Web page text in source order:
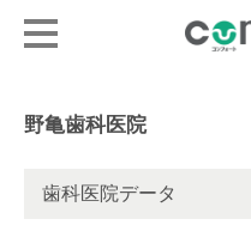
野亀歯科医院
歯科医院データ